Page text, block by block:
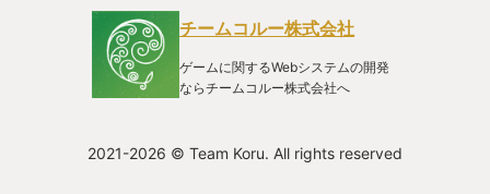
チームコルー株式会社
ゲームに関するWebシステムの開発
ならチームコルー株式会社へ
2021-2026 © Team Koru. All rights reserved